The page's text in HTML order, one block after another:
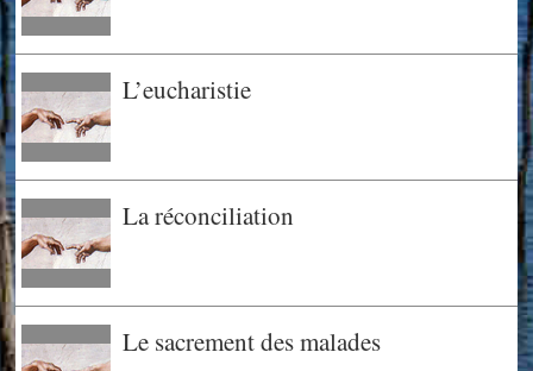
L’eucharistie
La réconciliation
Le sacrement des malades